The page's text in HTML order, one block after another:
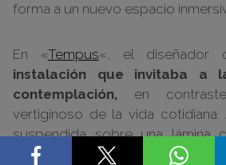
forma a un nuevo espacio
En «Tempus«, el diseñador
instalación que invitaba a
contemplación, en
vertiginoso de la vida cotidiana.
suspendida sobre una lámina
visitante por el espacio y, en